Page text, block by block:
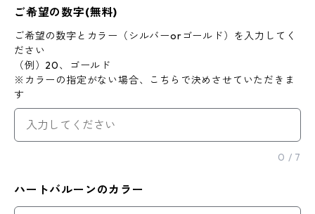
ご希望の数字(無料)
ご希望の数字とカラー（シルバーorゴールド）を入力してく
ださい
（例）20、ゴールド
※カラーの指定がない場合、こちらで決めさせていただきま
す
0 / 7
ハートバルーンのカラー